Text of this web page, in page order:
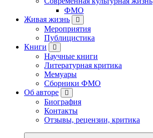
ФМО
Живая жизнь
Мероприятия
Публицистика
Книги
Научные книги
Литературная критика
Мемуары
Сборники ФМО
Об авторе
Биография
Контакты
Отзывы, рецензии, критика